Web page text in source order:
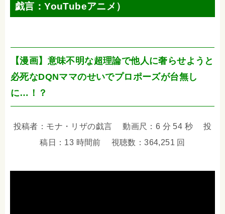
戯言：YouTubeアニメ）
【漫画】意味不明な超理論で他人に奢らせようと
必死なDQNママのせいでプロポーズが台無し
に…！？
投稿者：モナ・リザの戯言 動画尺：6 分 54 秒 投
稿日：13 時間前 視聴数：364,251 回